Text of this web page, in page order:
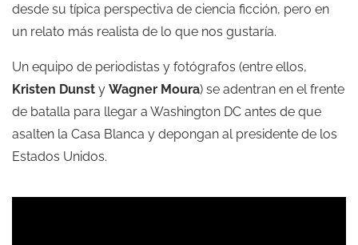
desde su típica perspectiva de ciencia ficción, pero en
un relato más realista de lo que nos gustaría.
Un equipo de periodistas y fotógrafos (entre ellos,
Kristen Dunst y Wagner Moura) se adentran en el frente
de batalla para llegar a Washington DC antes de que
asalten la Casa Blanca y depongan al presidente de los
Estados Unidos.